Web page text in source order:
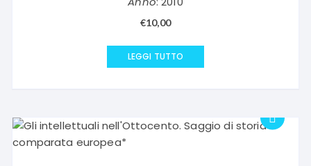
€10,00
LEGGI TUTTO